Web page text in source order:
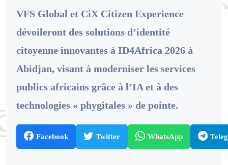
VFS Global et CiX Citizen Experience
dévoileront des solutions d’identité
citoyenne innovantes à ID4Africa 2026 à
Abidjan, visant à moderniser les services
publics africains grâce à l’IA et à des
technologies « phygitales » de pointe.
Facebook Twitter WhatsApp